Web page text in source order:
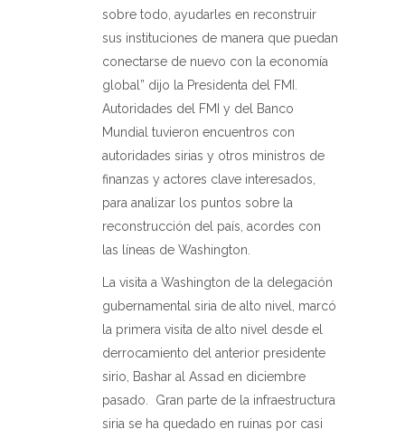
sobre todo, ayudarles en reconstruir
sus instituciones de manera que puedan
conectarse de nuevo con la economía
global” dijo la Presidenta del FMI.
Autoridades del FMI y del Banco
Mundial tuvieron encuentros con
autoridades sirias y otros ministros de
finanzas y actores clave interesados,
para analizar los puntos sobre la
reconstrucción del país, acordes con
las líneas de Washington.
La visita a Washington de la delegación
gubernamental siria de alto nivel, marcó
la primera visita de alto nivel desde el
derrocamiento del anterior presidente
sirio, Bashar al Assad en diciembre
pasado.
Gran parte de la infraestructura
siria se ha quedado en ruinas por casi